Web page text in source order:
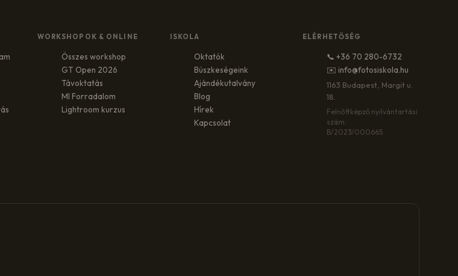
WORKSHOPOK & ONLINE
Összes workshop
GT Open 2026
Távoktatás
MI Forradalom
Lightroom kurzus
ISKOLA
Oktatók
Büszkeségeink
Ajándékutalvány
Blog
Hírek
Kapcsolat
ELÉRHETŐSÉG
📞 +36 70 280-6732
✉️ info@fotosiskola.hu
1163 Budapest, Margit u.
18.
Felnőttképző nyilvántartási
szám:
B/2023/000665